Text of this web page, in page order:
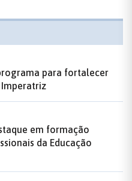
para fortalecer
em formação
da Educação